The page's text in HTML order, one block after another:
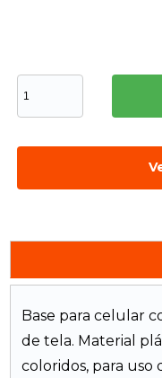
Base para celular
de tela. Material
coloridos, para uso